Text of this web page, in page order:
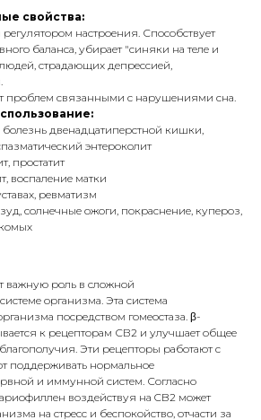
свойства:
настроения. Способствует
баланса, убирает "синяки на теле и
страдающих депрессией,
проблем связанными с нарушениями сна.
болезнь двенадцатиперстной кишки,
энтероколит
простатит
воспаление матки
ревматизм
солнечные ожоги, покраснение, купероз,
важную роль в сложной
организма. Эта система
посредством гомеостаза. β-
к рецепторам СВ2 и улучшает общее
Эти рецепторы работают с
поддерживать нормальное
и иммунной систем. Согласно
воздействуя на CB2 может
на стресс и беспокойство, отчасти за